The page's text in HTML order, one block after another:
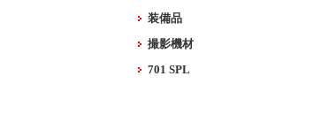
装備品
撮影機材
701 SPL